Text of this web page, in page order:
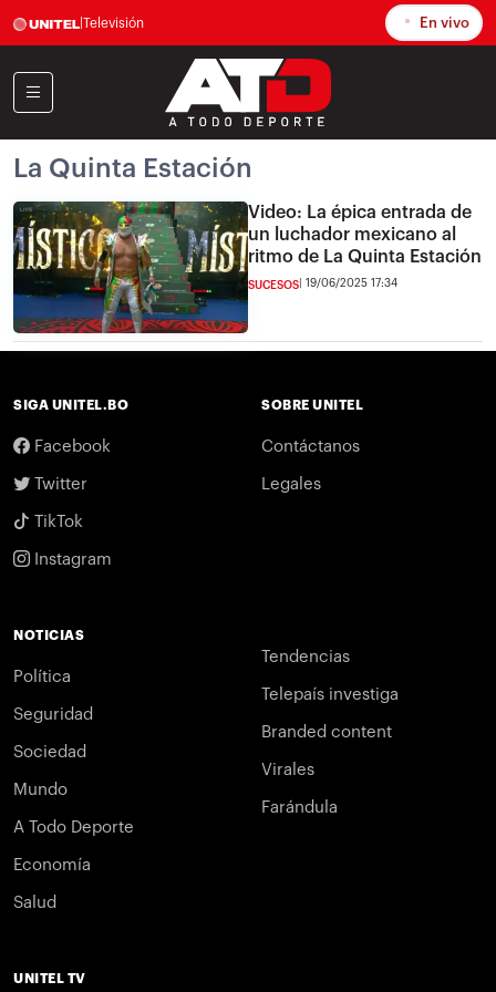
Televisión En vivo
La Quinta Estación
Video: La épica entrada de
un luchador mexicano al
ritmo de La Quinta Estación
SUCESOS 19/06/2025 17:34
SIGA UNITEL.BO
Facebook
Twitter
TikTok
Instagram
SOBRE UNITEL
Contáctanos
Legales
NOTICIAS
Política
Seguridad
Sociedad
Mundo
A Todo Deporte
Economía
Salud
Tendencias
Telepaís investiga
Branded content
Virales
Farándula
UNITEL TV